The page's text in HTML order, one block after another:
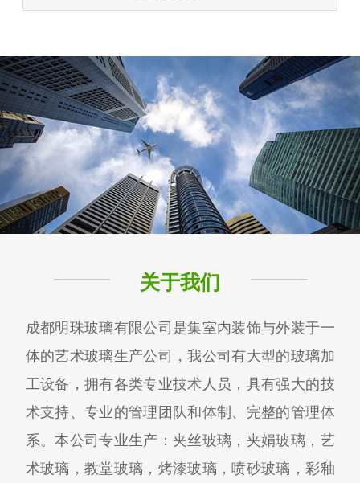
关于我们
成都明珠玻璃有限公司是集室内装饰与外装于一
体的艺术玻璃生产公司，我公司有大型的玻璃加
工设备，拥有各类专业技术人员，具有强大的技
术支持、专业的管理团队和体制、完整的管理体
系。本公司专业生产：夹丝玻璃，夹娟玻璃，艺
术玻璃，教堂玻璃，烤漆玻璃，喷砂玻璃，彩釉